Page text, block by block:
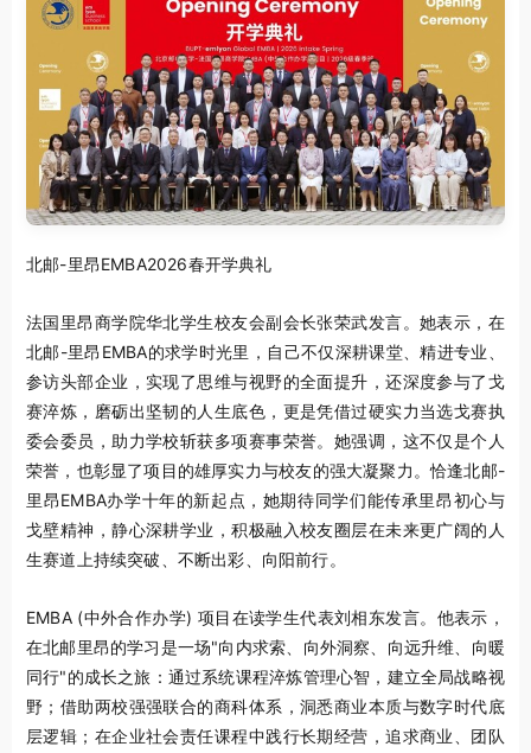
北邮-里昂EMBA2026春开学典礼
法国里昂商学院华北学生校友会副会长张荣武发言。她表示，在
北邮-里昂EMBA的求学时光里，自己不仅深耕课堂、精进专业、
参访头部企业，实现了思维与视野的全面提升，还深度参与了戈
赛淬炼，磨砺出坚韧的人生底色，更是凭借过硬实力当选戈赛执
委会委员，助力学校斩获多项赛事荣誉。她强调，这不仅是个人
荣誉，也彰显了项目的雄厚实力与校友的强大凝聚力。恰逢北邮-
里昂EMBA办学十年的新起点，她期待同学们能传承里昂初心与
戈壁精神，静心深耕学业，积极融入校友圈层在未来更广阔的人
生赛道上持续突破、不断出彩、向阳前行。
EMBA (中外合作办学) 项目在读学生代表刘相东发言。他表示，
在北邮里昂的学习是一场"向内求索、向外洞察、向远升维、向暖
同行"的成长之旅：通过系统课程淬炼管理心智，建立全局战略视
野；借助两校强强联合的商科体系，洞悉商业本质与数字时代底
层逻辑；在企业社会责任课程中践行长期经营，追求商业、团队